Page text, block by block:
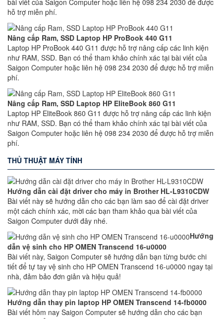
hỗ trợ miễn phí.
Nâng cấp Ram, SSD Laptop HP ProBook 440 G11
Laptop HP ProBook 440 G11 được hỗ trợ nâng cấp các linh kiện
như RAM, SSD. Bạn có thể tham khảo chính xác tại bài viết của
Saigon Computer hoặc liên hệ 098 234 2030 để được hỗ trợ miễn
phí.
Nâng cấp Ram, SSD Laptop HP EliteBook 860 G11
Laptop HP EliteBook 860 G11 được hỗ trợ nâng cấp các linh kiện
như RAM, SSD. Bạn có thể tham khảo chính xác tại bài viết của
Saigon Computer hoặc liên hệ 098 234 2030 để được hỗ trợ miễn
phí.
THỦ THUẬT MÁY TÍNH
Hướng dẫn cài đặt driver cho máy in Brother HL-L9310CDW
Bài viết này sẽ hướng dẫn cho các bạn làm sao để cài đặt driver
một cách chính xác, mời các bạn tham khảo qua bài viết của
Saigon Computer dưới đây nhé.
Hướng
dẫn vệ sinh cho HP OMEN Transcend 16-u0000
Bài viết này, Saigon Computer sẽ hướng dẫn bạn từng bước chi
tiết để tự tay vệ sinh cho HP OMEN Transcend 16-u0000 ngay tại
nhà, đảm bảo đơn giản và hiệu quả!
Hướng dẫn thay pin laptop HP OMEN Transcend 14-fb0000
Bài viết hôm nay Saigon Computer sẽ hướng dẫn cho các bạn